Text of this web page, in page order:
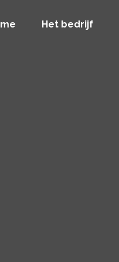
Het bedrijf